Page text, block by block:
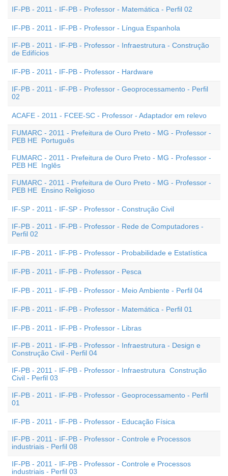
IF-PB - 2011 - IF-PB - Professor - Matemática - Perfil 02
IF-PB - 2011 - IF-PB - Professor - Língua Espanhola
IF-PB - 2011 - IF-PB - Professor - Infraestrutura - Construção
de Edifícios
IF-PB - 2011 - IF-PB - Professor - Hardware
IF-PB - 2011 - IF-PB - Professor - Geoprocessamento - Perfil
02
ACAFE - 2011 - FCEE-SC - Professor - Adaptador em relevo
FUMARC - 2011 - Prefeitura de Ouro Preto - MG - Professor -
PEB HE  Português
FUMARC - 2011 - Prefeitura de Ouro Preto - MG - Professor -
PEB HE  Inglês
FUMARC - 2011 - Prefeitura de Ouro Preto - MG - Professor -
PEB HE  Ensino Religioso
IF-SP - 2011 - IF-SP - Professor - Construção Civil
IF-PB - 2011 - IF-PB - Professor - Rede de Computadores -
Perfil 02
IF-PB - 2011 - IF-PB - Professor - Probabilidade e Estatística
IF-PB - 2011 - IF-PB - Professor - Pesca
IF-PB - 2011 - IF-PB - Professor - Meio Ambiente - Perfil 04
IF-PB - 2011 - IF-PB - Professor - Matemática - Perfil 01
IF-PB - 2011 - IF-PB - Professor - Libras
IF-PB - 2011 - IF-PB - Professor - Infraestrutura - Design e
Construção Civil - Perfil 04
IF-PB - 2011 - IF-PB - Professor - Infraestrutura  Construção
Civil - Perfil 03
IF-PB - 2011 - IF-PB - Professor - Geoprocessamento - Perfil
01
IF-PB - 2011 - IF-PB - Professor - Educação Física
IF-PB - 2011 - IF-PB - Professor - Controle e Processos
industriais - Perfil 08
IF-PB - 2011 - IF-PB - Professor - Controle e Processos
industriais - Perfil 03